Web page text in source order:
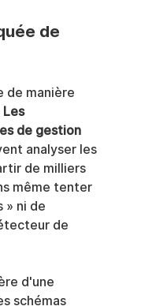
de
de manière
Les
de gestion
analyser les
de milliers
même tenter
» ni de
de
d'une
schémas